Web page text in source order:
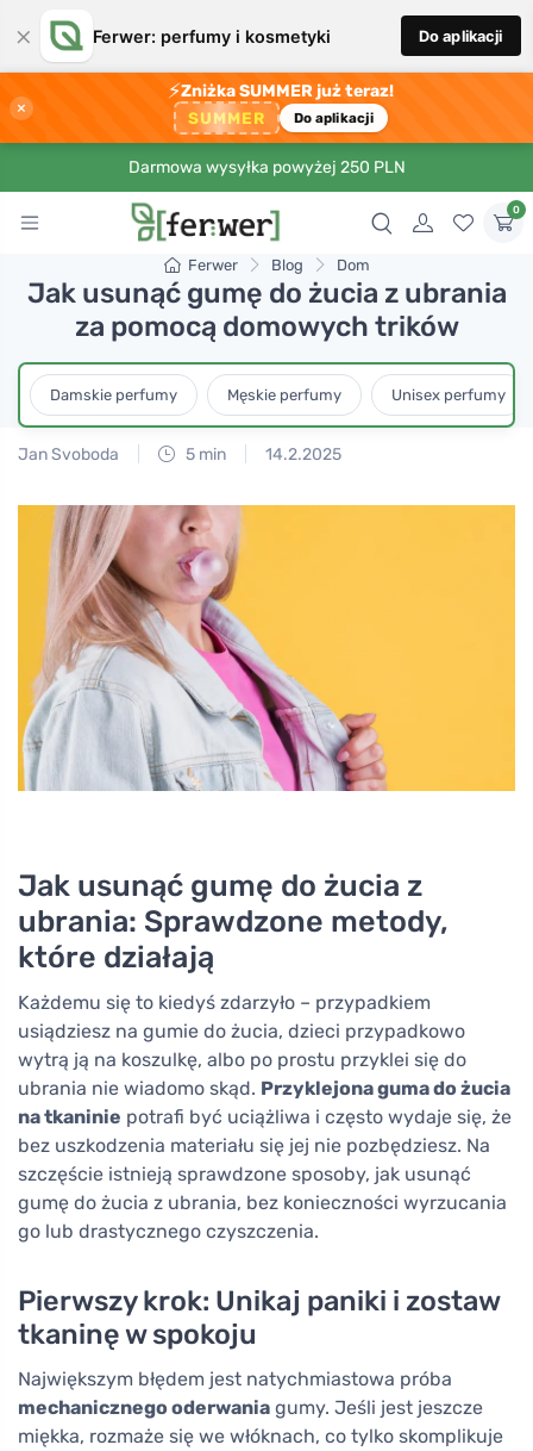
× Ferwer: perfumy i kosmetyki Do aplikacji
×
⚡Zniżka SUMMER już teraz!
SUMMER Do aplikacji
Darmowa wysyłka powyżej 250 PLN
0
Ferwer Blog Dom
Jak usunąć gumę do żucia z ubrania
za pomocą domowych trików
Damskie perfumy Męskie perfumy Unisex perfumy
Jan Svoboda 5 min 14.2.2025
Jak usunąć gumę do żucia z
ubrania: Sprawdzone metody,
które działają
Każdemu się to kiedyś zdarzyło – przypadkiem
usiądziesz na gumie do żucia, dzieci przypadkowo
wytrą ją na koszulkę, albo po prostu przyklei się do
ubrania nie wiadomo skąd. Przyklejona guma do żucia
na tkaninie potrafi być uciążliwa i często wydaje się, że
bez uszkodzenia materiału się jej nie pozbędziesz. Na
szczęście istnieją sprawdzone sposoby, jak usunąć
gumę do żucia z ubrania, bez konieczności wyrzucania
go lub drastycznego czyszczenia.
Pierwszy krok: Unikaj paniki i zostaw
tkaninę w spokoju
Największym błędem jest natychmiastowa próba
mechanicznego oderwania gumy. Jeśli jest jeszcze
miękka, rozmaże się we włóknach, co tylko skomplikuje